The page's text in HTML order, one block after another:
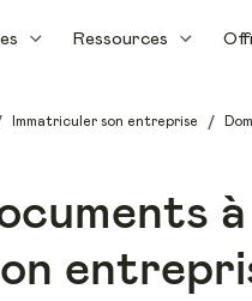
Ressources
Immatriculer son entreprise /